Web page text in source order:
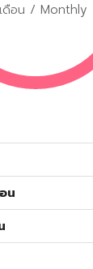
ดือน / Monthly
น